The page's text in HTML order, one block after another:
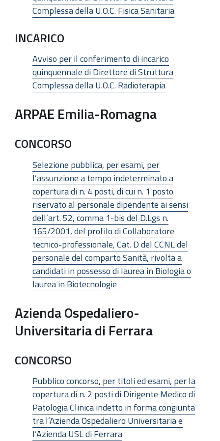
Complessa della U.O.C. Fisica Sanitaria
INCARICO
Avviso per il conferimento di incarico
quinquennale di Direttore di Struttura
Complessa della U.O.C. Radioterapia
ARPAE Emilia-Romagna
CONCORSO
Selezione pubblica, per esami, per
l’assunzione a tempo indeterminato a
copertura di n. 4 posti, di cui n. 1 posto
riservato al personale dipendente ai sensi
dell’art. 52, comma 1-bis del D.Lgs n.
165/2001, del profilo di Collaboratore
tecnico-professionale, Cat. D del CCNL del
personale del comparto Sanità, rivolta a
candidati in possesso di laurea in Biologia o
laurea in Biotecnologie
Azienda Ospedaliero-
Universitaria di Ferrara
CONCORSO
Pubblico concorso, per titoli ed esami, per la
copertura di n. 2 posti di Dirigente Medico di
Patologia Clinica indetto in forma congiunta
tra l’Azienda Ospedaliero Universitaria e
l’Azienda USL di Ferrara